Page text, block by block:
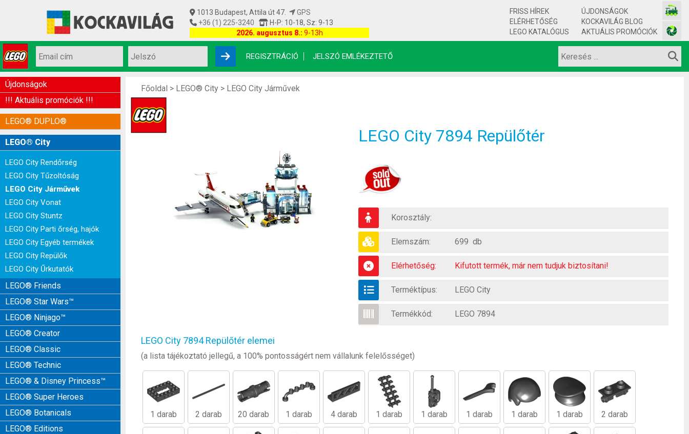
1013 Budapest, Attila út 47.
GPS
+36 (1) 225-3240
H-P: 10-18, Sz: 9-13
Utolsó készletfrissítés: 2026.08.08 04:00:09
2026. augusztus 8.: 9-13h
FRISS HÍREK
ELÉRHETŐSÉG
LEGO KATALÓGUS
ÚJDONSÁGOK
KOCKAVILÁG BLOG
AKTUÁLIS PROMÓCIÓK
REGISZTRÁCIÓ JELSZÓ EMLÉKEZTETŐ
Újdonságok
!!! Aktuális promóciók !!!
LEGO® DUPLO®
LEGO® City
LEGO City Rendőrség
LEGO City Tűzoltóság
LEGO City Járművek
LEGO City Vonat
LEGO City Stuntz
LEGO City Parti őrség, hajók
LEGO City Egyéb termékek
LEGO City Repülők
LEGO City Űrkutatók
LEGO® Friends
LEGO® Star Wars™
LEGO® Ninjago™
LEGO® Creator
LEGO® Classic
LEGO® Technic
LEGO® & Disney Princess™
LEGO® Super Heroes
LEGO® Botanicals
LEGO® Editions
Főoldal > LEGO® City> LEGO City Járművek
LEGO City 7894 Repülőtér
Korosztály:
Elemszám: 699 db
Elérhetőség: Kifutott termék, már nem tudjuk biztosítani!
Terméktípus: LEGO City
Termékkód: LEGO 7894
LEGO City 7894 Repülőtér elemei
(a lista tájékoztató jellegű, a 100% pontosságért nem vállalunk felelősséget)
1 darab 2 darab 20 darab 1 darab 4 darab 1 darab 1 darab 1 darab 1 darab 1 darab 2 darab